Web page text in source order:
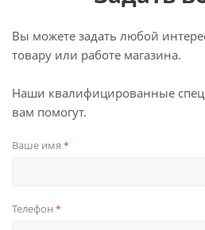
Вы можете задать любой
товару или работе магазина.
Наши квалифицированные
вам помогут.
Ваше имя *
Телефон *